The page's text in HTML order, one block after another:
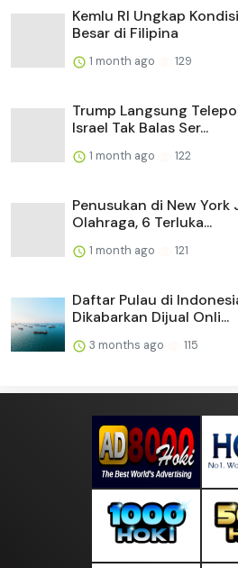
Kemlu RI Ungkap
Besar di Filipina
1 month ago 129
Trump Langsung
Israel Tak Balas Ser...
1 month ago 122
Penusukan di New York
Olahraga, 6 Terluka...
1 month ago 121
Daftar Pulau di
Dikabarkan Dijual Onli...
3 months ago 115